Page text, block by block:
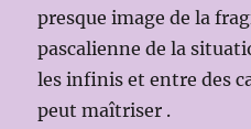
presque image de la
pascalienne de la
les infinis et entre des
peut maîtriser .